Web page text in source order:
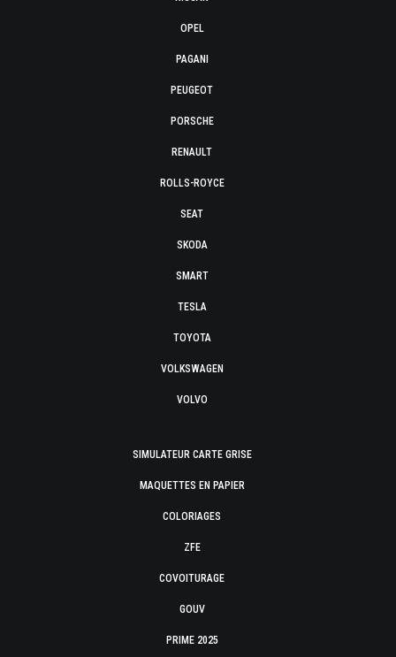
OPEL
PAGANI
PEUGEOT
PORSCHE
RENAULT
ROLLS-ROYCE
SEAT
SKODA
SMART
TESLA
TOYOTA
VOLKSWAGEN
VOLVO
SIMULATEUR CARTE GRISE
MAQUETTES EN PAPIER
COLORIAGES
ZFE
COVOITURAGE
GOUV
PRIME 2025